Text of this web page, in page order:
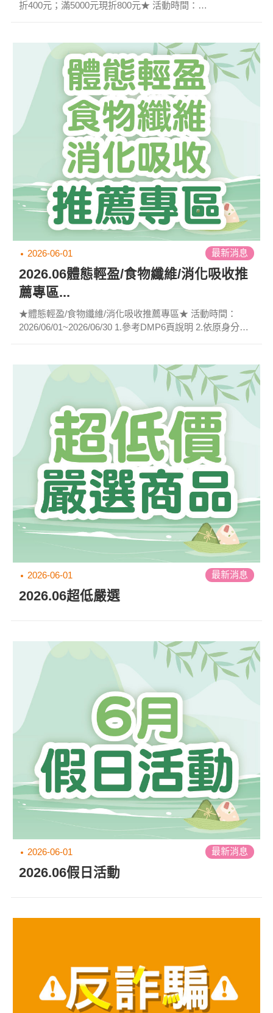
折400元；滿5000元現折800元★ 活動時間：
1600元，以此類推。 ※本月活動詳細方案，請洽各門市人
員。 ※以上活動札幌門市均不參與。 ※本公司保有活動修
正、暫停、終止及最終解釋活動之權利。...
2026-06-01 最新消息
2026.06體態輕盈/食物纖維/消化吸收推
薦專區...
★體態輕盈/食物纖維/消化吸收推薦專區★ 活動時間：
2026/06/01~2026/06/30 1.參考DMP6頁說明 2.依原身分別
2026-06-01 最新消息
2026.06超低嚴選
2026-06-01 最新消息
2026.06假日活動